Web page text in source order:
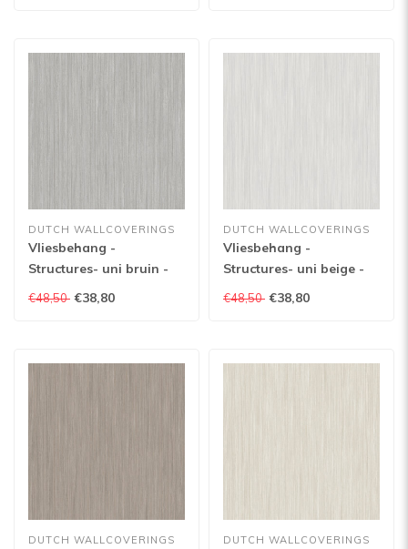
DUTCH WALLCOVERINGS
Vliesbehang -
Structures- uni bruin -
M554-19
€48,50 €38,80
DUTCH WALLCOVERINGS
Vliesbehang -
Structures- uni beige -
M554-09
€48,50 €38,80
DUTCH WALLCOVERINGS DUTCH WALLCOVERINGS